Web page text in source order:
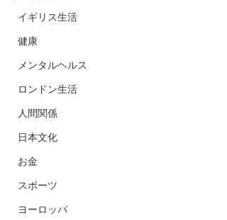
イギリス生活
健康
メンタルヘルス
ロンドン生活
人間関係
日本文化
お金
スポーツ
ヨーロッパ